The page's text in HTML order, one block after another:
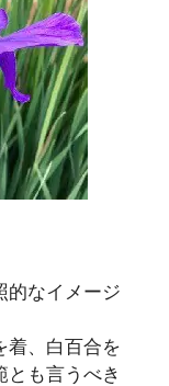
なイメージ
、白百合を
とも言うべき